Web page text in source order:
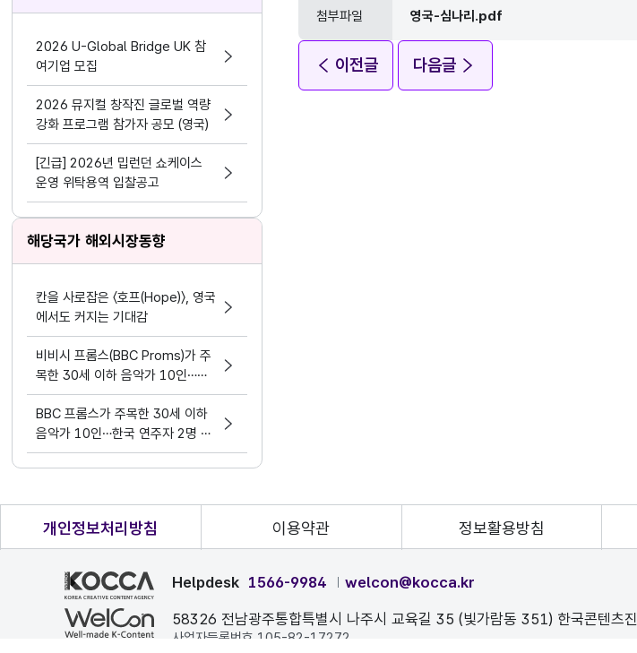
2026 U-Global Bridge UK 참
여기업 모집
2026 뮤지컬 창작진 글로벌 역량
강화 프로그램 참가자 공모 (영국)
[긴급] 2026년 밉런던 쇼케이스
운영 위탁용역 입찰공고
해당국가 해외시장동향
칸을 사로잡은 〈호프(Hope)〉, 영국
에서도 커지는 기대감
비비시 프롬스(BBC Proms)가 주
목한 30세 이하 음악가 10인…한
국 연주자 2명 선정
BBC 프롬스가 주목한 30세 이하
음악가 10인…한국 연주자 2명 선
정
첨부파일 영국-심나리.pdf
이전글 다음글
개인정보처리방침 이용약관 정보활용방침
Helpdesk 1566-9984 welcon@kocca.kr
58326 전남광주통합특별시 나주시 교육길 35 (빛가람동 351) 한국콘텐츠
사업자등록번호 105-82-17272